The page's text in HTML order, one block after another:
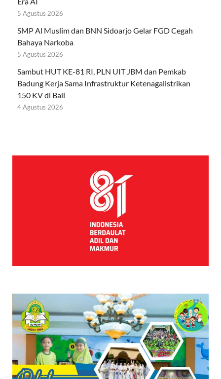
5 Agustus 2026
SMP Al Muslim dan BNN Sidoarjo Gelar FGD Cegah
Bahaya Narkoba
5 Agustus 2026
Sambut HUT KE-81 RI, PLN UIT JBM dan Pemkab
Badung Kerja Sama Infrastruktur Ketenagalistrikan
150 KV di Bali
4 Agustus 2026